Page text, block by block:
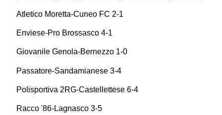
Atletico Moretta-Cuneo FC 2-1
Enviese-Pro Brossasco 4-1
Giovanile Genola-Bernezzo 1-0
Passatore-Sandamianese 3-4
Polisportiva 2RG-Castellettese 6-4
Racco '86-Lagnasco 3-5